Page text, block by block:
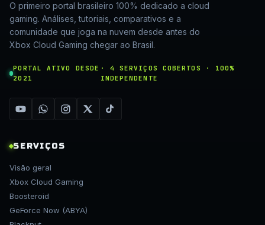
O primeiro portal brasileiro 100% dedicado a cloud
gaming. Análises, tutoriais, comparativos e a
comunidade que joga na nuvem desde antes do
Xbox Cloud Gaming chegar ao Brasil.
PORTAL ATIVO DESDE
2021
· 4 SERVIÇOS COBERTOS · 100%
INDEPENDENTE
SERVIÇOS
Visão geral
Xbox Cloud Gaming
Boosteroid
GeForce Now (ABYA)